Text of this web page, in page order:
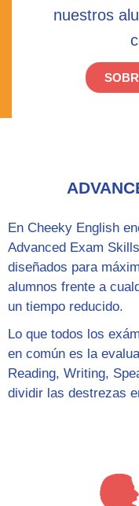
nuestros
En Cheeky English
Advanced Exam Skills
diseñados para
alumnos frente a
un tiempo reducido.
Lo que todos los
en común es la
Reading, Writing,
dividir las destrezas